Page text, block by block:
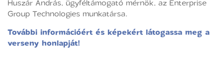
Group Technologies munkatársa.
További információért és képekért látogassa meg a
verseny honlapját!